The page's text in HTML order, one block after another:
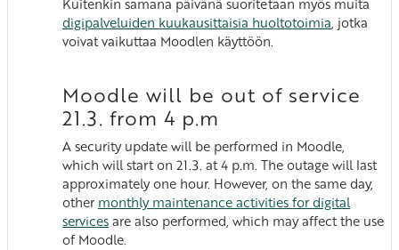
digipalveluiden kuukausittaisia huoltotoimia, jotka
voivat vaikuttaa Moodlen käyttöön.
Moodle will be out of service
21.3. from 4 p.m
A security update will be performed in Moodle,
which will start on 21.3. at 4 p.m. The outage will last
approximately one hour. However, on the same day,
other monthly maintenance activities for digital
servicesare also performed, which may affect the use
of Moodle.